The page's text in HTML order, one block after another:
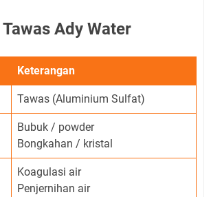
Ady Water
Keterangan
Tawas (Aluminium Sulfat)
Bubuk / powder
Bongkahan / kristal
Koagulasi air
Penjernihan air